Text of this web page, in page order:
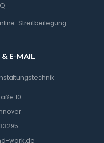
Streitbeilegung
& E-MAIL
10
work.de